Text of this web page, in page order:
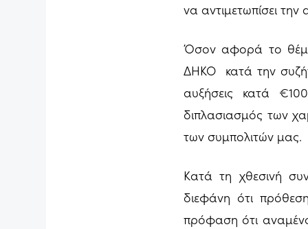
να αντιμετωπίσει
Όσον αφορά το
ΔΗΚΟ κατά την
αυξήσεις κατά
διπλασιασμός των
των συμπολιτών μας.
Κατά τη χθεσινή
διεφάνη ότι
πρόφαση ότι